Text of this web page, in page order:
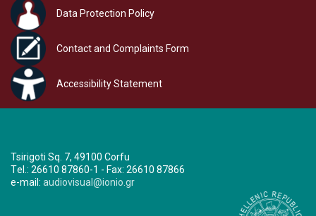
Data Protection Policy
Contact and Complaints Form
Accessibility Statement
Tsirigoti Sq. 7, 49100 Corfu
Τel.: 26610 87860-1 - Fax: 26610 87866
e-mail: audiovisual@ionio.gr